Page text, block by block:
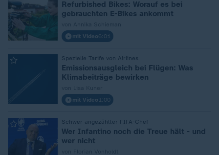
Refurbished Bikes: Worauf es bei
gebrauchten E-Bikes ankommt
mit Video6:01
Spezielle Tarife von Airlines
Emissionsausgleich bei Flügen: Was
Klimabeiträge bewirken
mit Video 1:00
Schwer angezählter FIFA-Chef
Wer Infantino noch die Treue hält - und
wer nicht